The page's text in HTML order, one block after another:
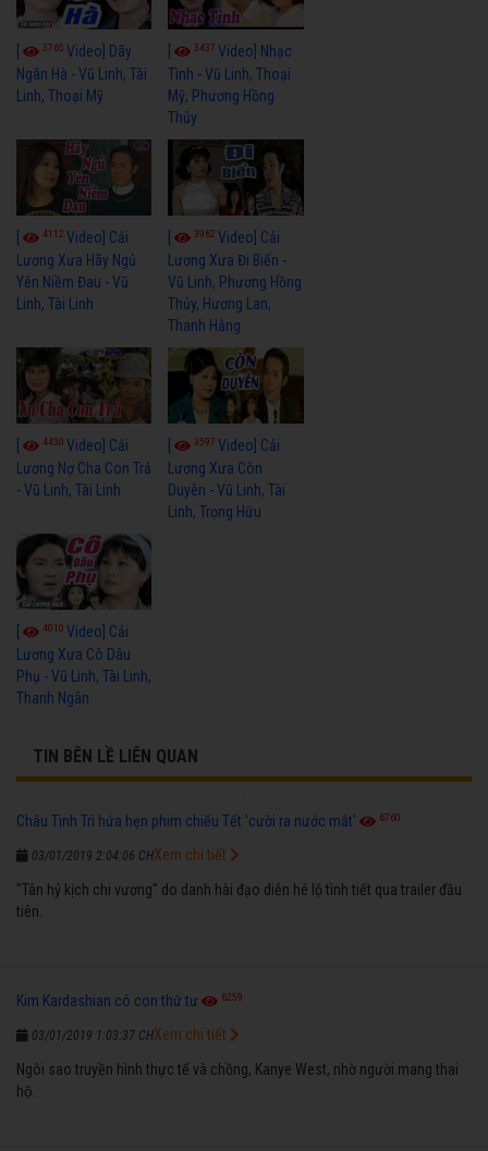
3765 Video] Dãy
Ngân Hà - Vũ Linh, Tài
Linh, Thoại Mỹ
3437Video] Nhạc
Tình - Vũ Linh, Thoại
Mỹ, Phương Hồng
Thủy
4112 Video] Cải
Lương Xưa Hãy Ngủ
Yên Niềm Đau - Vũ
Linh, Tài Linh
3962Video] Cải
Lương Xưa Đi Biển -
Vũ Linh, Phương Hồng
Thủy, Hương Lan,
Thanh Hằng
4430 Video] Cải
Lương Nợ Cha Con Trả
- Vũ Linh, Tài Linh
3597Video] Cải
Lương Xưa Còn
Duyên - Vũ Linh, Tài
Linh, Trọng Hữu
[ 4010 Video] Cải
Lương Xưa Cô Dâu
Phụ - Vũ Linh, Tài Linh,
Thanh Ngân
TIN BÊN LỀ LIÊN QUAN
Châu Tinh Trì hứa hẹn phim chiếu Tết 'cười ra nước mắt' 6760
03/01/2019 2:04:06 CH
"Tân hỷ kịch chi vương" do danh hài đạo diễn hé lộ tình tiết qua trailer đầu
tiên.
Xem chi tiết
Kim Kardashian có con thứ tư 6259
03/01/2019 1:03:37 CH
Ngôi sao truyền hình thực tế và chồng, Kanye West, nhờ người mang thai
hộ.
Xem chi tiết